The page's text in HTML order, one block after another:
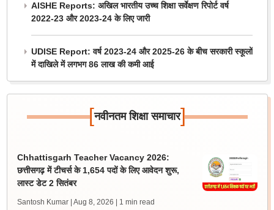
AISHE Reports: अखिल भारतीय उच्च शिक्षा सर्वेक्षण रिपोर्ट वर्ष
2022-23 और 2023-24 के लिए जारी
UDISE Report: वर्ष 2023-24 और 2025-26 के बीच सरकारी स्कूलों
में दाखिले में लगभग 86 लाख की कमी आई
[नवीनतम शिक्षा समाचार]
Chhattisgarh Teacher Vacancy 2026:
छत्तीसगढ़ में टीचर्स के 1,654 पदों के लिए आवेदन शुरू,
लास्ट डेट 2 सितंबर
Santosh Kumar | Aug 8, 2026 | 1 min read